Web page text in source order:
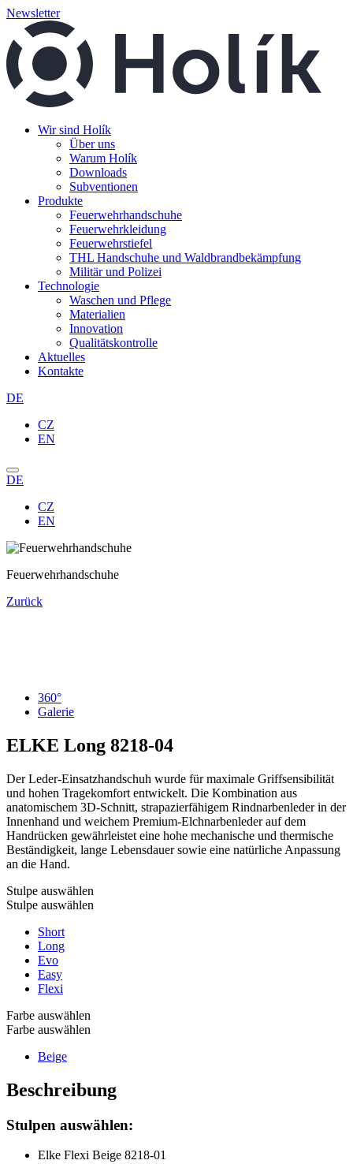
Newsletter
Wir sind Holík
Über uns
Warum Holík
Downloads
Subventionen
Produkte
Feuerwehrhandschuhe
Feuerwehrkleidung
Feuerwehrstiefel
THL Handschuhe und Waldbrandbekämpfung
Militär und Polizei
Technologie
Waschen und Pflege
Materialien
Innovation
Qualitätskontrolle
Aktuelles
Kontakte
DE
CZ
EN
DE
CZ
EN
Feuerwehrhandschuhe
Zurück
360°
Galerie
ELKE Long 8218-04
Der Leder-Einsatzhandschuh wurde für maximale Griffsensibilität
und hohen Tragekomfort entwickelt. Die Kombination aus
anatomischem 3D-Schnitt, strapazierfähigem Rindnarbenleder in der
Innenhand und weichem Premium-Elchnarbenleder auf dem
Handrücken gewährleistet eine hohe mechanische und thermische
Beständigkeit, lange Lebensdauer sowie eine natürliche Anpassung
an die Hand.
Stulpe auswählen
Stulpe auswählen
Short
Long
Evo
Easy
Flexi
Farbe auswählen
Farbe auswählen
Beige
Beschreibung
Stulpen auswählen:
Elke Flexi Beige 8218-01